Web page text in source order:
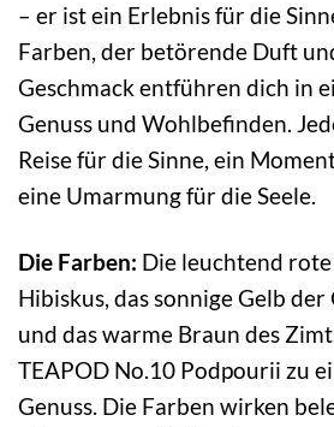
– er ist ein Erlebnis für die
Farben, der betörende Duft
Geschmack entführen dich in
Genuss und Wohlbefinden.
Reise für die Sinne, ein
eine Umarmung für die Seele.
Die Farben: Die leuchtend
Hibiskus, das sonnige Gelb
und das warme Braun des
TEAPOD No.10 Podpourii zu
Genuss. Die Farben wirken